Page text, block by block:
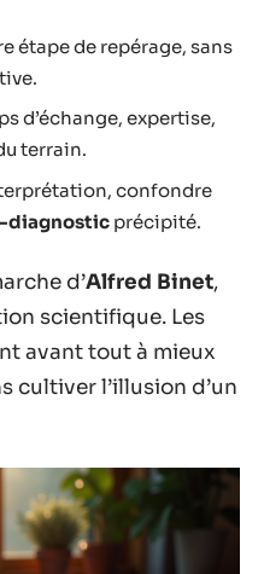
étape de repérage, sans
d’échange, expertise,
terrain.
confondre
diagnostic précipité.
d’Alfred Binet,
scientifique. Les
avant tout à mieux
cultiver l’illusion d’un